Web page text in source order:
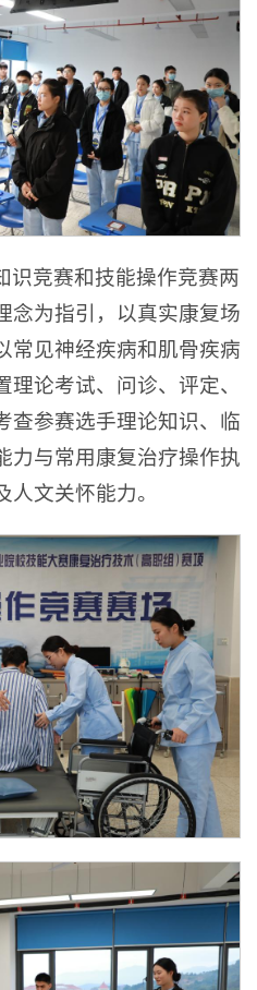
识竞赛和技能操作竞赛两
念为指引，以真实康复场
常见神经疾病和肌骨疾病
论考试、问诊、评定、
查参赛选手理论知识、临
力与常用康复治疗操作执
文关怀能力。